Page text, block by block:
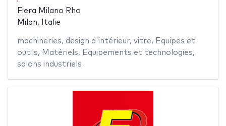
Fiera Milano Rho
Milan, Italie
machineries, design d'intérieur, vitre, Equipes et
outils, Matériels, Equipements et technologies,
salons industriels